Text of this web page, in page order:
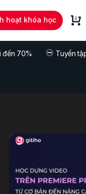
hoạt khóa học
đến 70% Tuyển